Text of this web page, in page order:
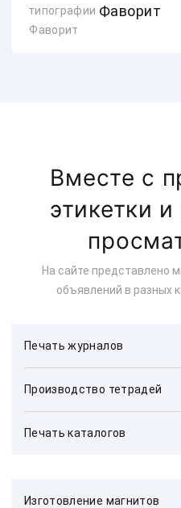
Фаворит
Вместе с
этикетки
На сайте представлено
объявлений в разных
Печать журналов
Производство тетрадей
Печать каталогов
Изготовление магнитов